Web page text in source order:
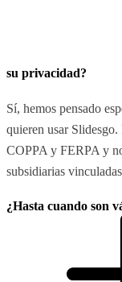
su privacidad?
Sí, hemos pensado
quieren usar
COPPA y FERPA y
subsidiarias
¿Hasta cuando son